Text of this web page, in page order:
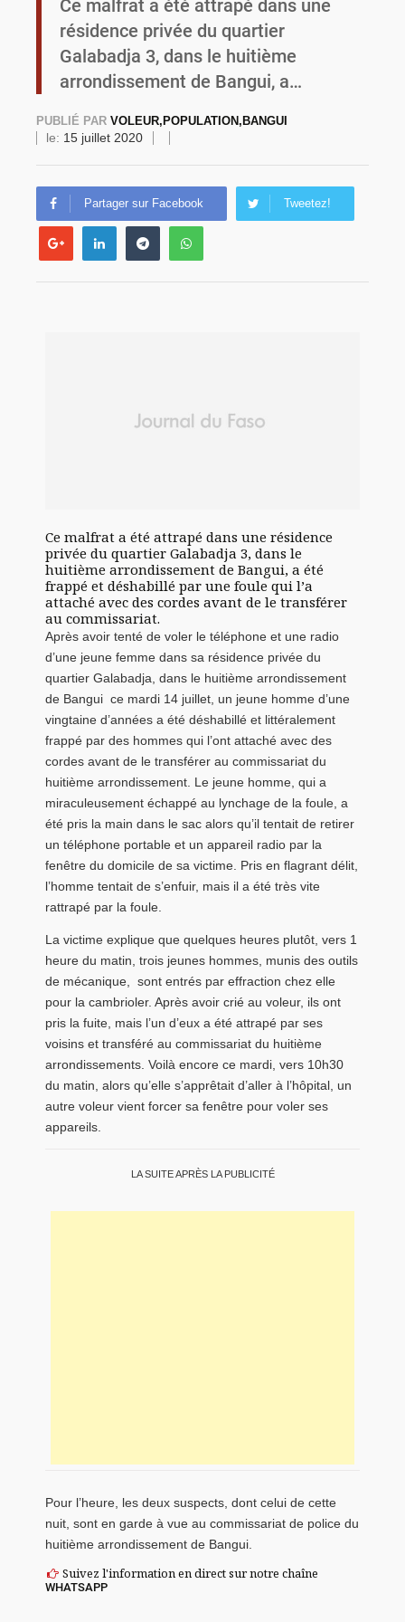
Ce malfrat a été attrapé dans une
résidence privée du quartier
Galabadja 3, dans le huitième
arrondissement de Bangui, a…
PUBLIÉ PAR VOLEUR,POPULATION,BANGUI
le: 15 juillet 2020
Partager sur Facebook Tweetez!
Ce malfrat a été attrapé dans une résidence
privée du quartier Galabadja 3, dans le
huitième arrondissement de Bangui, a été
frappé et déshabillé par une foule qui l’a
attaché avec des cordes avant de le transférer
au commissariat.
Après avoir tenté de voler le téléphone et une radio
d’une jeune femme dans sa résidence privée du
quartier Galabadja, dans le huitième arrondissement
de Bangui ce mardi 14 juillet, un jeune homme d’une
vingtaine d’années a été déshabillé et littéralement
frappé par des hommes qui l’ont attaché avec des
cordes avant de le transférer au commissariat du
huitième arrondissement. Le jeune homme, qui a
miraculeusement échappé au lynchage de la foule, a
été pris la main dans le sac alors qu’il tentait de retirer
un téléphone portable et un appareil radio par la
fenêtre du domicile de sa victime. Pris en flagrant délit,
l’homme tentait de s’enfuir, mais il a été très vite
rattrapé par la foule.
La victime explique que quelques heures plutôt, vers 1
heure du matin, trois jeunes hommes, munis des outils
de mécanique, sont entrés par effraction chez elle
pour la cambrioler. Après avoir crié au voleur, ils ont
pris la fuite, mais l’un d’eux a été attrapé par ses
voisins et transféré au commissariat du huitième
arrondissements. Voilà encore ce mardi, vers 10h30
du matin, alors qu’elle s’apprêtait d’aller à l’hôpital, un
autre voleur vient forcer sa fenêtre pour voler ses
appareils.
LA SUITE APRÈS LA PUBLICITÉ
Pour l’heure, les deux suspects, dont celui de cette
nuit, sont en garde à vue au commissariat de police du
huitième arrondissement de Bangui.
Suivez l'information en direct sur notre chaîne
WHATSAPP